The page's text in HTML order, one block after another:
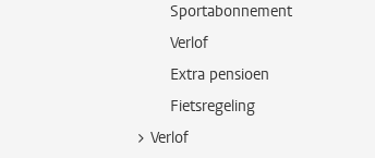
Sportabonnement
Verlof
Extra pensioen
Fietsregeling
Verlof